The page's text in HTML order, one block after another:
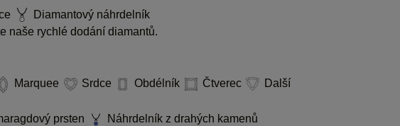
Diamantový náhrdelník
naše rychlé dodání diamantů.
Marquee Srdce Obdélník Čtverec
Další
prsten
Náhrdelník z drahých kamenů